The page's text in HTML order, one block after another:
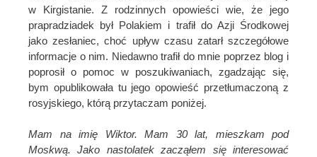
w Kirgistanie. Z rodzinnych opowieści wie, że jego
prapradziadek był Polakiem i trafił do Azji Środkowej
jako zesłaniec, choć upływ czasu zatarł szczegółowe
informacje o nim. Niedawno trafił do mnie poprzez blog i
poprosił o pomoc w poszukiwaniach, zgadzając się,
bym opublikowała tu jego opowieść przetłumaczoną z
rosyjskiego, którą przytaczam poniżej.
Mam na imię Wiktor. Mam 30 lat, mieszkam pod
Moskwą. Jako nastolatek zacząłem się interesować